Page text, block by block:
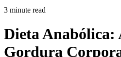
3 minute read
Dieta Anabólica:
Gordura